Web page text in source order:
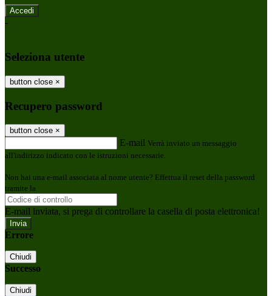
-
Seleziona utente
button close ×
Recupero password
button close ×
E-mail Verrà inviato un messaggio
all'indirizzo indicato con le istruzioni necessarie.
Non hai una e-mail associata al nome utente? Effettua il reset della password
tramite la
E-mail inviata, si prega di controllare la casella di posta elettronica!
Errore
Chiudi
Successo
Chiudi